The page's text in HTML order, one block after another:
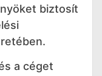
biztosít
a céget